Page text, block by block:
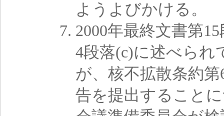
ようよびかける。
2000年最終文書第
4段落(c)に述べられ
が、核不拡散条約
告を提出すること